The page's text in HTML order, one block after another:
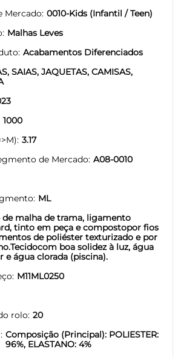
Mercado 0010-Kids (Infantil / Teen)
Malhas Leves
Acabamentos Diferenciados
SAIAS, JAQUETAS, CAMISAS,
1000
3.17
de Mercado A08-0010
ML
de malha de trama, ligamento
tinto em peça e compostopor fios
de poliéster texturizado e por
boa solidez à luz, água
e água clorada (piscina).
M11ML0250
rolo 20
Composição (Principal): POLIESTER:
96%, ELASTANO: 4%